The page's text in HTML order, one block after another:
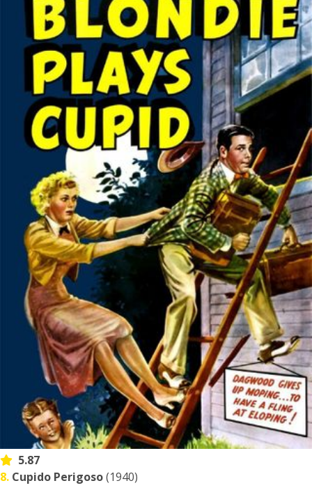
5.87
8. Cupido Perigoso(1940)